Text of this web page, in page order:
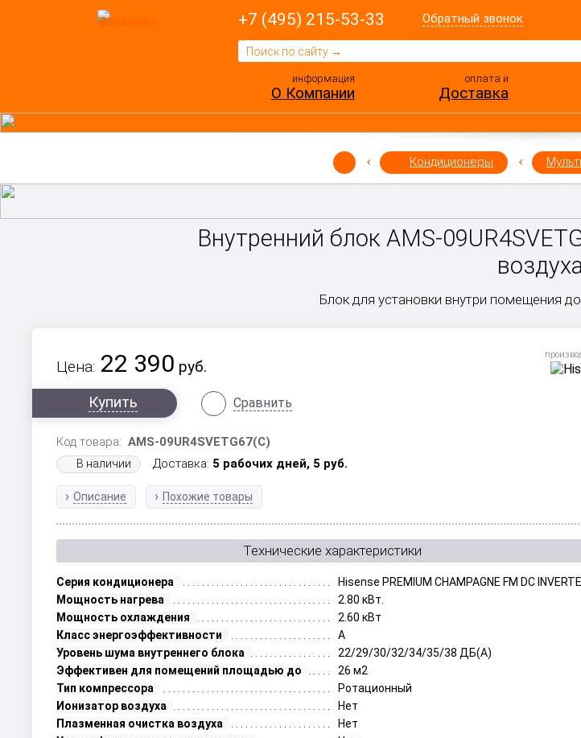
+7 (495) 215-53-33 Обратный звонок
информация
О Компании
оплата и
Доставка
Кондиционеры
Внутренний блок AMS-
воздуха
Блок для установки внутри помещения
Цена: 22 390 руб.
Купить
Сравнить
Код товара:AMS-09UR4SVETG67(C)
В наличии Доставка: 5 рабочих дней, 5 руб.
Описание Похожие товары
Технические характеристики
Серия кондиционера
Hisense PREMIUM CHAMPAGNE FM DC
Мощность нагрева
2.80 кВт.
Мощность охлаждения
2.60 кВт
Класс энергоэффективности
А
Уровень шума внутреннего блока
22/29/30/32/34/35/38 ДБ(A)
Эффективен для помещений площадью до
26 м2
Тип компрессора
Ротационный
Ионизатор воздуха
Нет
Плазменная очистка воздуха
Нет